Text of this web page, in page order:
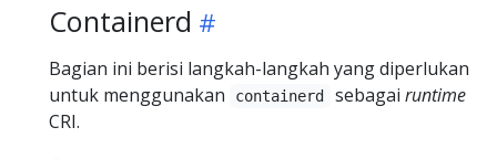
Containerd
Bagian ini berisi langkah-langkah yang diperlukan
untuk menggunakan
containerd sebagai runtime
CRI.